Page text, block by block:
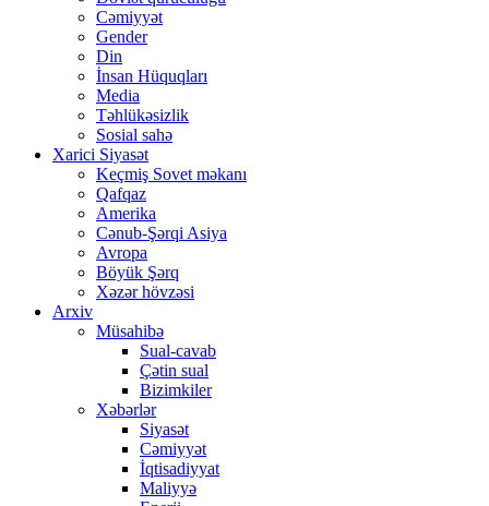
Cəmiyyət
Gender
Din
İnsan Hüquqları
Media
Təhlükəsizlik
Sosial sahə
Xarici Siyasət
Keçmiş Sovet məkanı
Qafqaz
Amerika
Cənub-Şərqi Asiya
Avropa
Böyük Şərq
Xəzər hövzəsi
Arxiv
Müsahibə
Sual-cavab
Çətin sual
Bizimkiler
Xəbərlər
Siyasət
Cəmiyyət
İqtisadiyyat
Maliyyə